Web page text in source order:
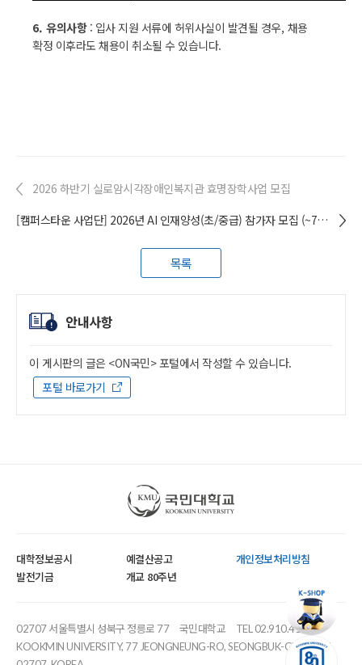
6. 유의사항: 입사 지원 서류에 허위사실이 발견될 경우, 채용
확정 이후라도 채용이 취소될 수 있습니다.
2026 하반기 실로암시각장애인복지관 효명장학사업 모집
[캠퍼스타운 사업단] 2026년 AI 인재양성(초/중급) 참가자 모집 (~7월 14일 23시까지)
목록
안내사항
이 게시판의 글은 <ON국민> 포털에서 작성할 수 있습니다.
포털 바로가기
국민대학교
대학정보공시 예결산공고
개인정보처리방침
발전기금
개교 80주년
02707 서울특별시 성북구 정릉로 77 국민대학교
TEL 02.910.4114
KOOKMIN UNIVERSITY, 77 JEONGNEUNG-RO, SEONGBUK-GU, SEOUL,